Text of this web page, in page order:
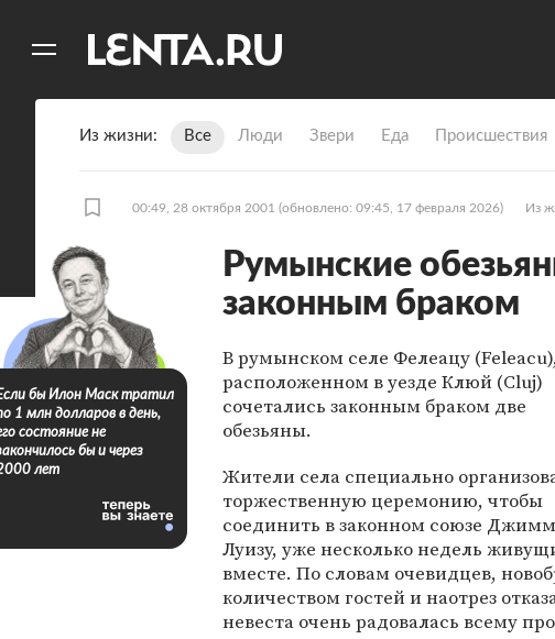
Из жизни Все Люди Звери Еда Происшествия
00:49, 28 октября 2001 (обновлено: 09:45, 17 февраля 2026) Из
Румынские
законным браком
В румынском селе Фелеацу
расположенном в уезде Клюй (Cluj)
сочетались законным браком две
обезьяны.
Жители села специально
торжественную церемонию, чтобы
соединить в законном союзе
Луизу, уже несколько недель
вместе. По словам очевидцев,
количеством гостей и наотрез
невеста очень радовалась всему
бы Илон Маск тратил
1 млн долларов в день,
состояние не
бы и через
лет